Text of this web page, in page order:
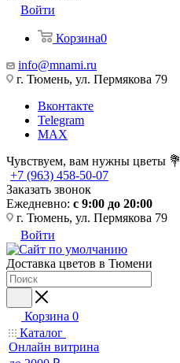
Войти
Корзина0
info@mnami.ru
г. Тюмень, ул. Пермякова 79
Вконтакте
Telegram
MAX
Чувствуем, вам нужны цветы 💐
+7 (963) 458-50-07
Заказать звонок
Ежедневно: с 9:00 до 20:00
г. Тюмень, ул. Пермякова 79
Войти
Доставка цветов в Тюмени
Корзина 0
Каталог
Онлайн витрина